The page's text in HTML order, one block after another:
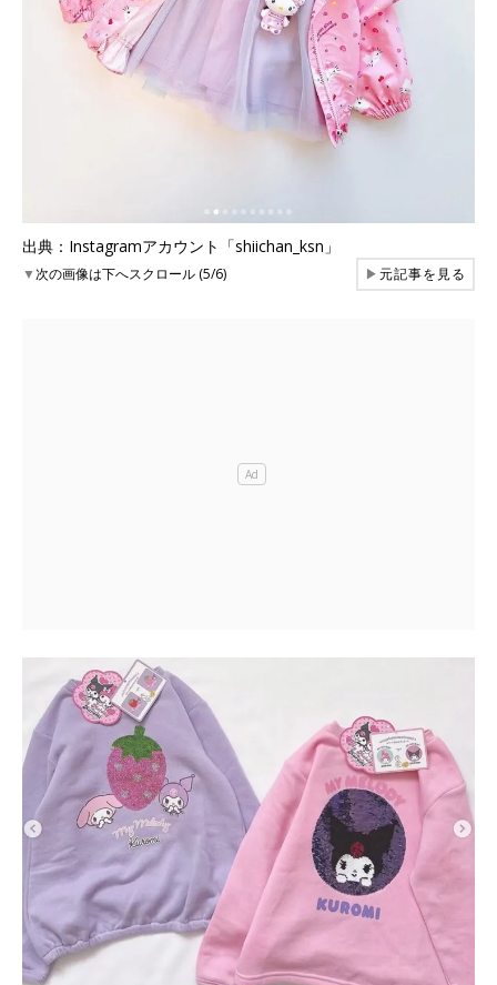
出典：Instagramアカウント「shiichan_ksn」
▼次の画像は下へスクロール (5/6) ▶元記事を見る